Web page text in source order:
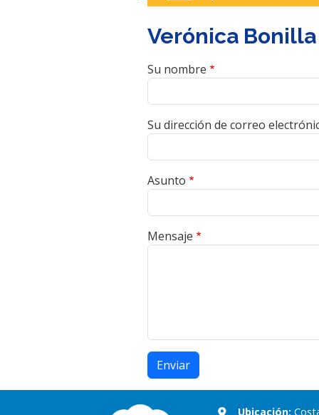
Verónica
Su nombre
Su dirección de correo
Asunto
Mensaje
Imagen Ubicación: